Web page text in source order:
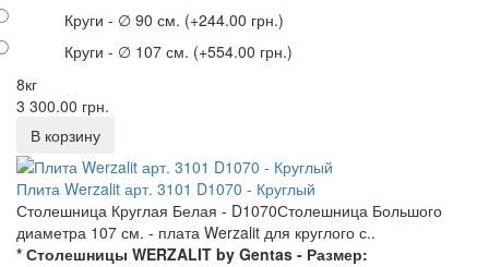
Круги - ∅ 90 см. (+244.00 грн.)
Круги - ∅ 107 см. (+554.00 грн.)
8кг
3 300.00 грн.
Плита Werzalit арт. 3101 D1070 - Круглый
Столешница Круглая Белая - D1070Столешница Большого
диаметра 107 см. - плата Werzalit для круглого с..
* Столешницы WERZALIT by Gentas - Размер: